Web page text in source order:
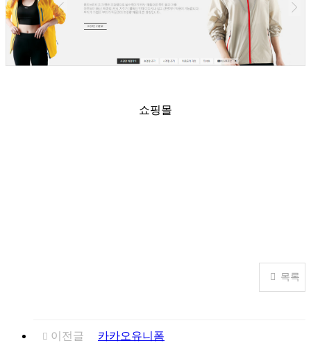
쇼핑몰
목록
이전글 카카오유니폼